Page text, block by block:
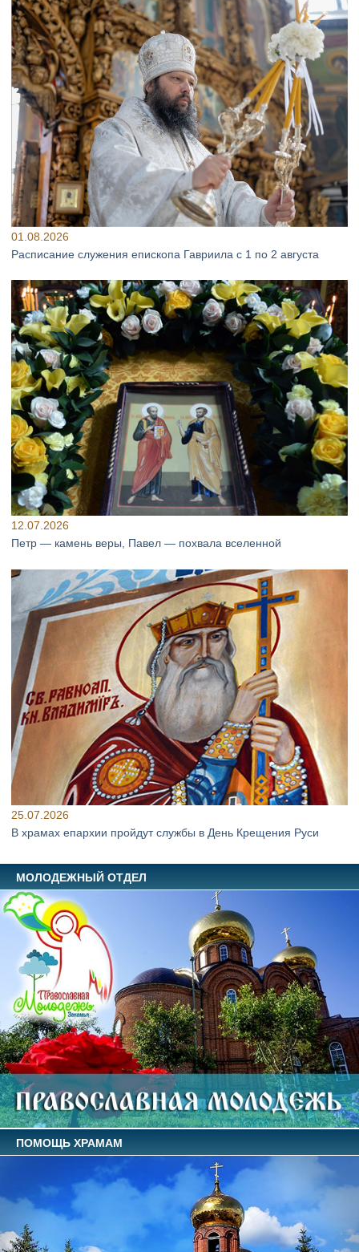
01.08.2026
Расписание служения епископа Гавриила с 1 по 2 августа
12.07.2026
Петр — камень веры, Павел — похвала вселенной
25.07.2026
В храмах епархии пройдут службы в День Крещения Руси
МОЛОДЕЖНЫЙ ОТДЕЛ
ПОМОЩЬ ХРАМАМ